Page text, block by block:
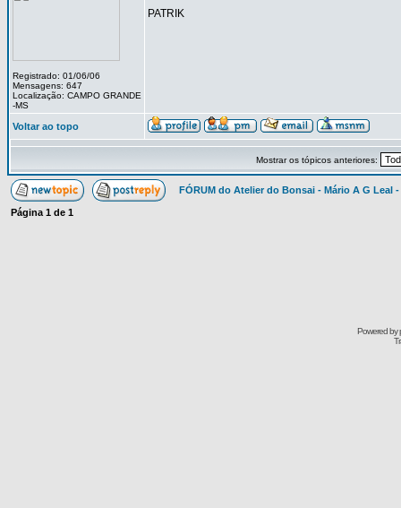
Registrado: 01/06/06
Mensagens: 647
Localização: CAMPO GRANDE
-MS
PATRIK
Voltar ao topo
Mostrar os tópicos anteriores:
FÓRUM do Atelier do Bonsai - Mário A G Leal
Página 1 de 1
Powered by